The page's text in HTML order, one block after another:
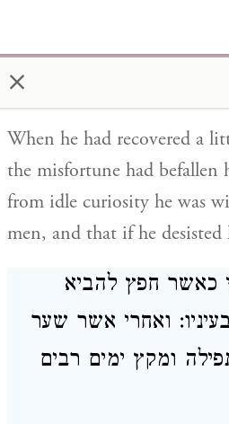
×לו על עמלו לשווא
והבריא:
When he had recovered a
the misfortune had
from idle curiosity he was
men, and that if he
כאשר חפץ להביא
ואחרי אשר שער
ומקץ ימים רבים